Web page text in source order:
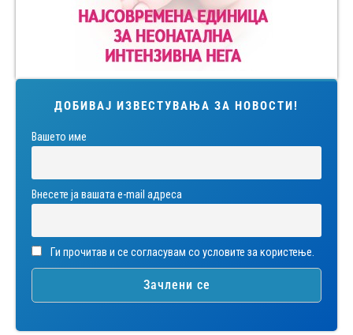
ДОБИВАЈ ИЗВЕСТУВАЊА ЗА НОВОСТИ!
Вашето име
Внесете ја вашата е-mail адреса
Ги прочитав и се согласувам со условите за користење.